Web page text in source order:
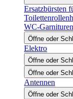
Ersatzbürsten
WC-Garnituren
Öffne oder
Elektro
Öffne oder
Öffne oder
Antennen
Öffne oder